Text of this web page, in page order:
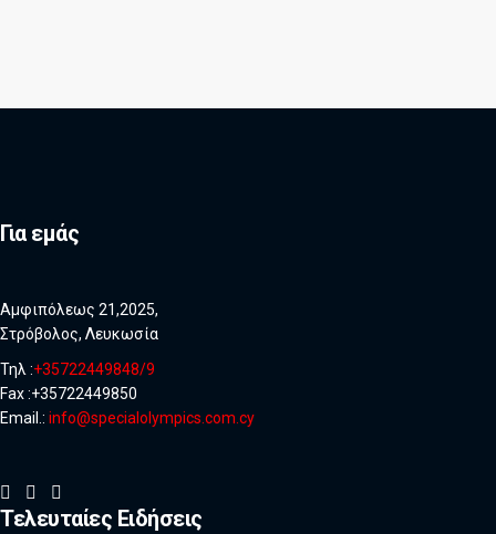
Για εμάς
Αμφιπόλεως 21,2025,
Στρόβολος, Λευκωσία
Τηλ :+35722449848/9
Fax :+35722449850
Email.: info@specialolympics.com.cy
Τελευταίες Ειδήσεις